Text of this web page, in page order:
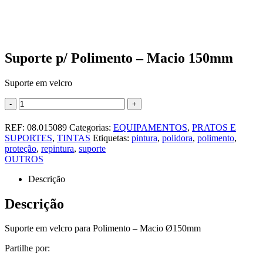
Suporte p/ Polimento – Macio 150mm
Suporte em velcro
- +
REF: 08.015089 Categorias: EQUIPAMENTOS, PRATOS E
SUPORTES, TINTAS Etiquetas: pintura, polidora, polimento,
proteção, repintura, suporte
OUTROS
Descrição
Descrição
Suporte em velcro para Polimento – Macio Ø150mm
Partilhe por: